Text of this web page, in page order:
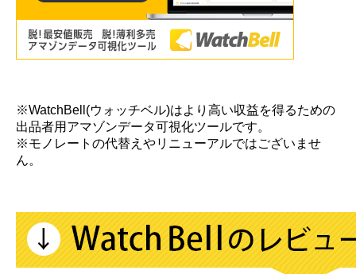
※WatchBell(ウォッチベル)はより高い収益を得るための
出品者用アマゾンデータ可視化ツールです。
※モノレートの代替えやリニューアルではございませ
ん。